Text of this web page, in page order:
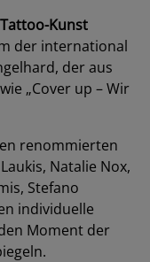
Kunst
der international
der aus
„Cover up – Wir
renommierten
Natalie Nox,
Stefano
individuelle
Moment der